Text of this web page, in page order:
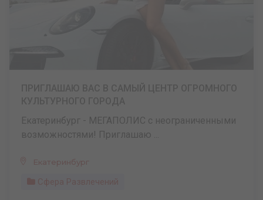
Екатеринбург - МЕГАПОЛИС с неограниченными
возможностями! Приглашаю ...
Екатеринбург
Сфера Развлечений